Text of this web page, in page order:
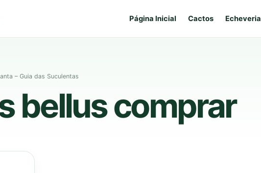
Página Inicial Cactos Echeveria
– Guia das Suculentas
bellus comprar